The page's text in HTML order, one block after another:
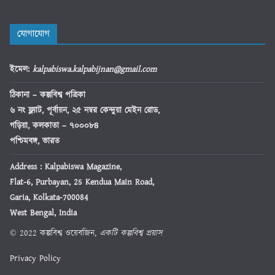
যোগাযোগ
ইমেল: kalpabiswa.kalpabijnan@gmail.com
ঠিকানা– কল্পবিশ্ব পত্রিকা
৬ নং ফ্ল্যাট, পূর্বায়ন, ২৫ নম্বর কেন্দুয়া মেইন রোড,
গড়িয়া, কলকাতা – ৭০০০৮৪
পশ্চিমবঙ্গ, ভারত
Address : Kalpabiswa Magazine,
Flat-6, Purbayan, 25 Kendua Main Road,
Garia, Kolkata-700084
West Bengal, India
© 2022 কল্পবিশ্ব ওয়েবজিন, একটি কল্পবিশ্ব প্রয়াস
Privacy Policy